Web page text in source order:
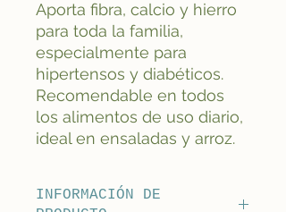
Aporta fibra, calcio y hierro
para toda la familia,
especialmente para
hipertensos y diabéticos.
Recomendable en todos
los alimentos de uso diario,
ideal en ensaladas y arroz.
INFORMACIÓN DE